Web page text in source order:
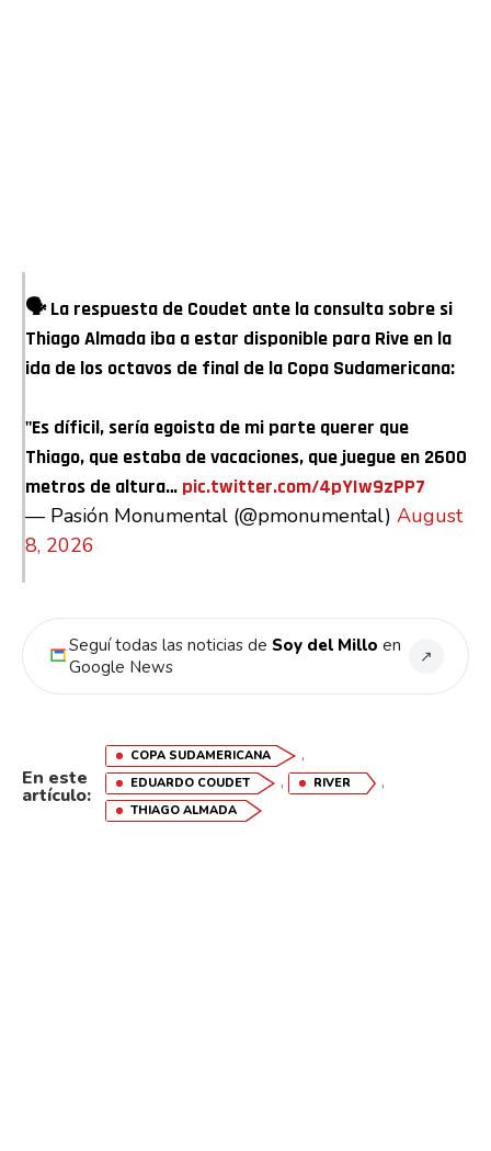
🗣️ La respuesta de Coudet ante la consulta sobre si
Thiago Almada iba a estar disponible para Rive en la
ida de los octavos de final de la Copa Sudamericana:
"Es díficil, sería egoista de mi parte querer que
Thiago, que estaba de vacaciones, que juegue en 2600
metros de altura… pic.twitter.com/4pYIw9zPP7
— Pasión Monumental (@pmonumental) August
8, 2026
Seguí todas las noticias de Soy del Millo en
Google News
↗
En este
artículo:
COPA SUDAMERICANA ,
EDUARDO COUDET , RIVER ,
THIAGO ALMADA